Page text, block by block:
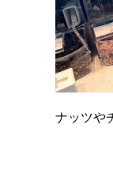
ナッツや